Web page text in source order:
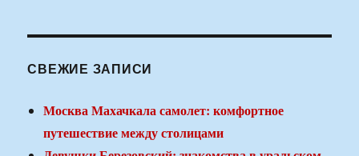
СВЕЖИЕ ЗАПИСИ
Москва Махачкала самолет: комфортное
путешествие между столицами